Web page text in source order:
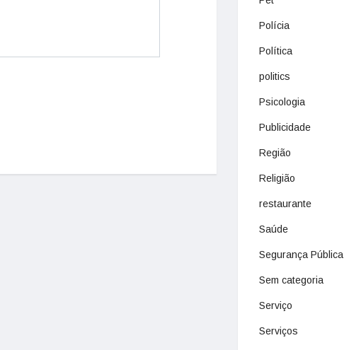
Polícia
Política
politics
Psicologia
Publicidade
Região
Religião
restaurante
Saúde
Segurança Pública
Sem categoria
Serviço
Serviços